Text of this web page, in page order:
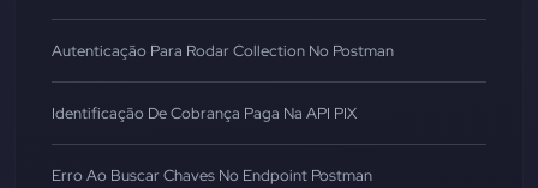
Autenticação Para Rodar Collection No Postman
Identificação De Cobrança Paga Na API PIX
Erro Ao Buscar Chaves No Endpoint Postman